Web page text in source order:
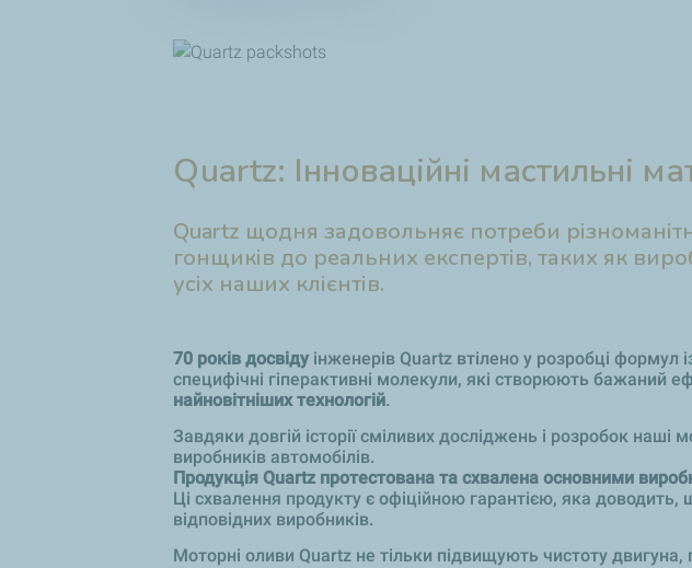
Quartz: Інноваційні мастильні
Quartz щодня задовольняє потреби
гонщиків до реальних експертів, таких як
усіх наших клієнтів.
70 років досвіду інженерів Quartz втілено у розробці
специфічні гіперактивні молекули, які створюють бажаний
найновітніших технологій.
Завдяки довгій історії сміливих досліджень і розробок
виробників автомобілів.
Продукція Quartz протестована та схвалена основними
Ці схвалення продукту є офіційною гарантією, яка
відповідних виробників.
Моторні оливи Quartz не тільки підвищують чистоту